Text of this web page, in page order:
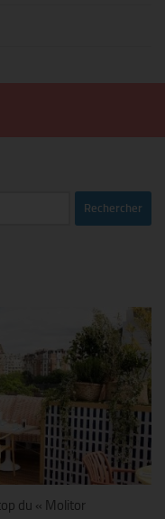
du « Molitor